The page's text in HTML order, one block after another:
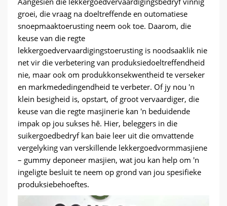
groei, die vraag na doeltreffende en outomatiese
snoepmaaktoerusting neem ook toe. Daarom, die
keuse van die regte
lekkergoedvervaardigingstoerusting is noodsaaklik nie
net vir die verbetering van produksiedoeltreffendheid
nie, maar ook om produkkonsekwentheid te verseker
en markmededingendheid te verbeter. Of jy nou 'n
klein besigheid is, opstart, of groot vervaardiger, die
keuse van die regte masjinerie kan 'n beduidende
impak op jou sukses hê. Hier, beleggers in die
suikergoedbedryf kan baie leer uit die omvattende
vergelyking van verskillende lekkergoedvormmasjiene
– gummy deponeer masjien, wat jou kan help om 'n
ingeligte besluit te neem op grond van jou spesifieke
produksiebehoeftes.